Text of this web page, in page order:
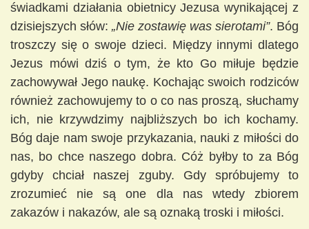
świadkami działania obietnicy Jezusa wynikającej z
dzisiejszych słów: „Nie zostawię was sierotami”. Bóg
troszczy się o swoje dzieci. Między innymi dlatego
Jezus mówi dziś o tym, że kto Go miłuje będzie
zachowywał Jego naukę. Kochając swoich rodziców
również zachowujemy to o co nas proszą, słuchamy
ich, nie krzywdzimy najbliższych bo ich kochamy.
Bóg daje nam swoje przykazania, nauki z miłości do
nas, bo chce naszego dobra. Cóż byłby to za Bóg
gdyby chciał naszej zguby. Gdy spróbujemy to
zrozumieć nie są one dla nas wtedy zbiorem
zakazów i nakazów, ale są oznaką troski i miłości.